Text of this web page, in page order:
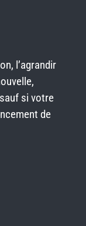
l’agrandir
si votre
de